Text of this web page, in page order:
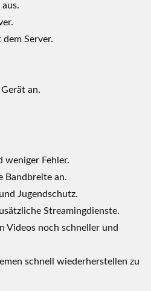
Server.
an.
weniger Fehler.
Bandbreite an.
Jugendschutz.
Streamingdienste.
Videos noch schneller und
schnell wiederherstellen zu